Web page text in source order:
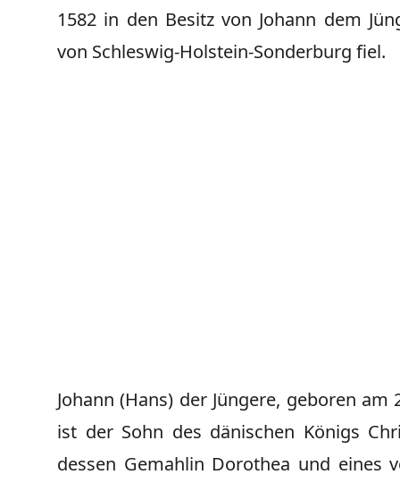
1582 in den Besitz von Johann dem
von Schleswig-Holstein-Sonderburg fiel.
Johann (Hans) der Jüngere, geboren am
ist der Sohn des dänischen Königs
dessen Gemahlin Dorothea und eines